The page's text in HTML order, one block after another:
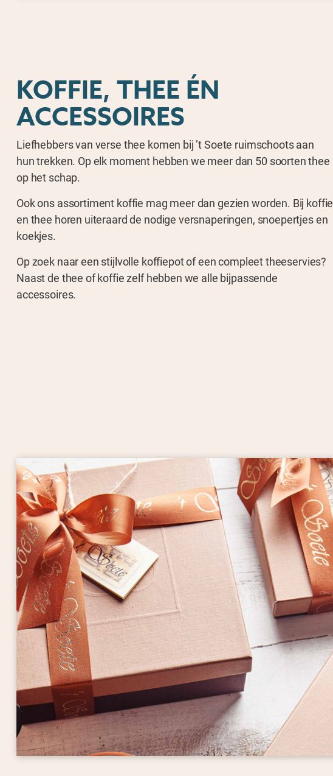
KOFFIE, THEE ÉN
ACCESSOIRES
Liefhebbers van verse thee komen bij ’t Soete ruimschoots aan
hun trekken. Op elk moment hebben we meer dan 50 soorten thee
op het schap.
Ook ons assortiment koffie mag meer dan gezien worden. Bij koffie
en thee horen uiteraard de nodige versnaperingen, snoepertjes en
koekjes.
Op zoek naar een stijlvolle koffiepot of een compleet theeservies?
Naast de thee of koffie zelf hebben we alle bijpassende
accessoires.